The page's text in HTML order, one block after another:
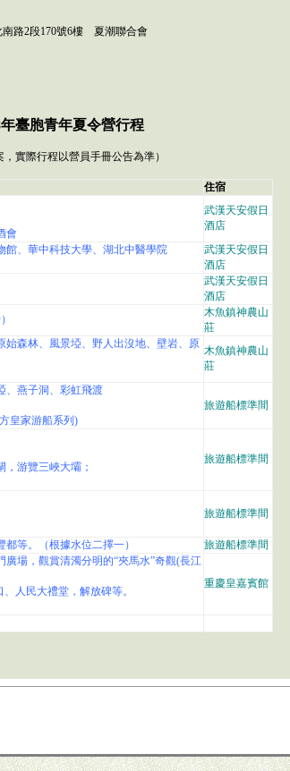
南路2段170號6樓 夏潮聯合會
臺胞青年夏令營行程
，實際行程以營員手冊公告為準）
住宿
會
武漢天安假日
酒店
館、華中科技大學、湖北中醫學院
武漢天安假日
酒店
武漢天安假日
酒店
木魚鎮神農山
莊
始森林、風景埡、野人出沒地、壁岩、原
木魚鎮神農山
莊
、燕子洞、彩虹飛渡
皇家游船系列)
旅遊船標準間
，游覽三峽大壩；
旅遊船標準間
旅遊船標準間
等。（根據水位二擇一）
旅遊船標準間
廣場，觀賞清濁分明的“夾馬水”奇觀(長江
人民大禮堂，解放碑等。
重慶皇嘉賓館